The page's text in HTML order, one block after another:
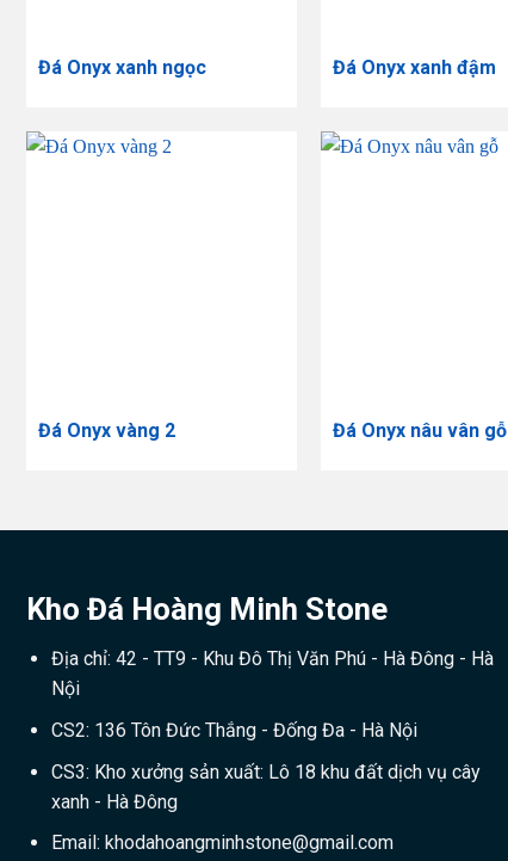
Đá Onyx xanh ngọc Đá Onyx xanh đậm
Đá Onyx vàng 2 Đá Onyx nâu vân gỗ
Kho Đá Hoàng Minh Stone
Địa chỉ: 42 - TT9 - Khu Đô Thị Văn Phú - Hà Đông - Hà
Nội
CS2: 136 Tôn Đức Thắng - Đống Đa - Hà Nội
CS3: Kho xưởng sản xuất: Lô 18 khu đất dịch vụ cây
xanh - Hà Đông
Email: khodahoangminhstone@gmail.com